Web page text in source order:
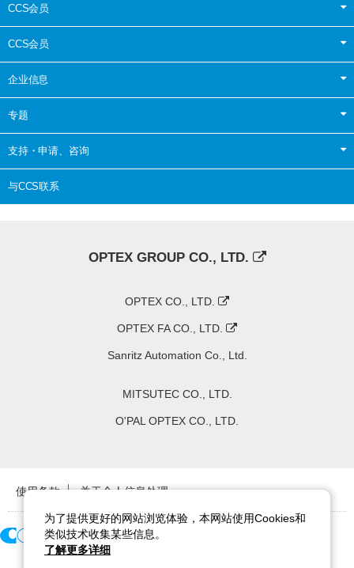
CCS会员
CCS会员
企业信息
专题
支持・申请、咨询
与CCS联系
OPTEX GROUP CO., LTD.
OPTEX CO., LTD.
OPTEX FA CO., LTD.
Sanritz Automation Co., Ltd.
MITSUTEC CO., LTD.
O'PAL OPTEX CO., LTD.
使用条款 关于个人信息处理
为了提供更好的网站浏览体验，本网站使用Cookies和
类似技术收集某些信息。
了解更多详细